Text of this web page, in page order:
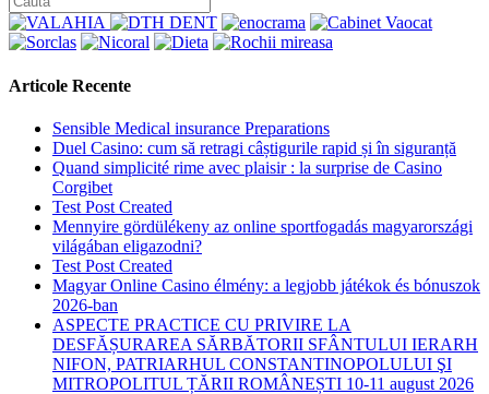
Articole Recente
Sensible Medical insurance Preparations
Duel Casino: cum să retragi câștigurile rapid și în siguranță
Quand simplicité rime avec plaisir : la surprise de Casino
Corgibet
Test Post Created
Mennyire gördülékeny az online sportfogadás magyarországi
világában eligazodni?
Test Post Created
Magyar Online Casino élmény: a legjobb játékok és bónuszok
2026-ban
ASPECTE PRACTICE CU PRIVIRE LA
DESFĂȘURAREA SĂRBĂTORII SFÂNTULUI IERARH
NIFON, PATRIARHUL CONSTANTINOPOLULUI ŞI
MITROPOLITUL ȚĂRII ROMÂNEȘTI 10-11 august 2026